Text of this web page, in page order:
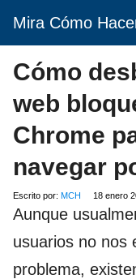
Mira Cómo
Cómo
web
Chrome
navegar
Escrito por: MCH 18 enero
Aunque
usuarios no nos
problema,